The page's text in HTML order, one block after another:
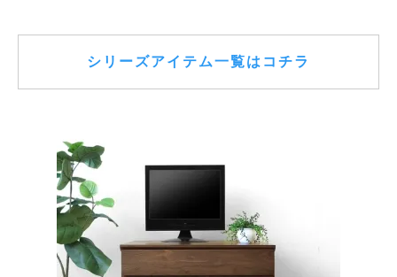
シリーズアイテム一覧はコチラ